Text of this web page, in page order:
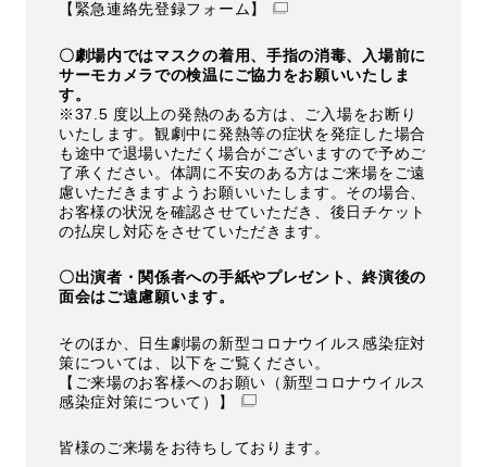
【緊急連絡先登録フォーム】
〇劇場内ではマスクの着用、手指の消毒、入場前に
サーモカメラでの検温にご協力をお願いいたしま
す。
※37.5 度以上の発熱のある方は、ご入場をお断り
いたします。観劇中に発熱等の症状を発症した場合
も途中で退場いただく場合がございますので予めご
了承ください。体調に不安のある方はご来場をご遠
慮いただきますようお願いいたします。その場合、
お客様の状況を確認させていただき、後日チケット
の払戻し対応をさせていただきます。
〇出演者・関係者への手紙やプレゼント、終演後の
面会はご遠慮願います。
そのほか、日生劇場の新型コロナウイルス感染症対
策については、以下をご覧ください。
【ご来場のお客様へのお願い（新型コロナウイルス
感染症対策について）】
皆様のご来場をお待ちしております。